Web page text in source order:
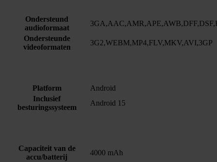
Ondersteund
audioformaat
Ondersteunde
videoformaten
3G2,WEBM,MP4,FLV,MKV,AVI,3GP
Platform
Android
Inclusief
besturingssysteem
Android 15
Capaciteit van de
accu/batterij
4000 mAh